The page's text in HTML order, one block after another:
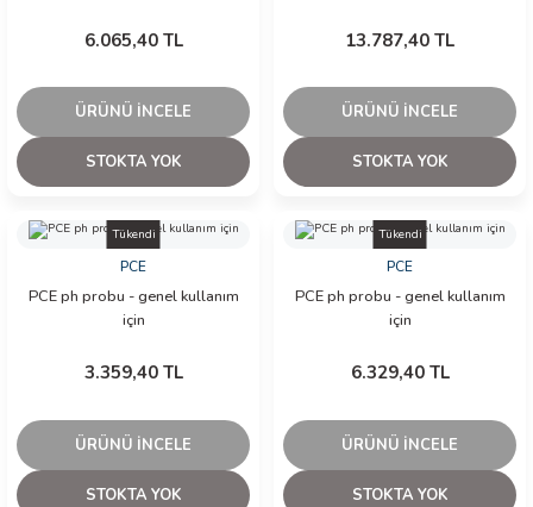
6.065,40 TL
ÜRÜNÜ İNCELE
STOKTA YOK
13.787,40 TL
ÜRÜNÜ İNCELE
STOKTA YOK
Tükendi
PCE
PCE ph probu - genel kullanım
için
3.359,40 TL
ÜRÜNÜ İNCELE
STOKTA YOK
Tükendi
PCE
PCE ph probu - genel kullanım
için
6.329,40 TL
ÜRÜNÜ İNCELE
STOKTA YOK